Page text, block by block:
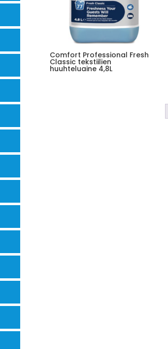
Comfort Professional Fresh
Classic tekstiilien
huuhteluaine 4,8L